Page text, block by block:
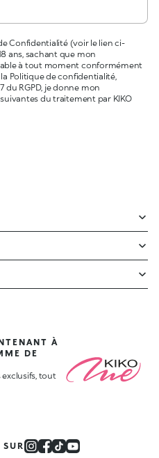
Confidentialité (voir le lien ci-
ans, sachant que mon
à tout moment conformément
Politique de confidentialité,
RGPD, je donne mon
du traitement par KIKO
À
DE
exclusifs, tout